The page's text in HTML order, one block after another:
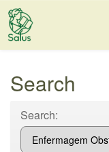
Skip
Search
Search: